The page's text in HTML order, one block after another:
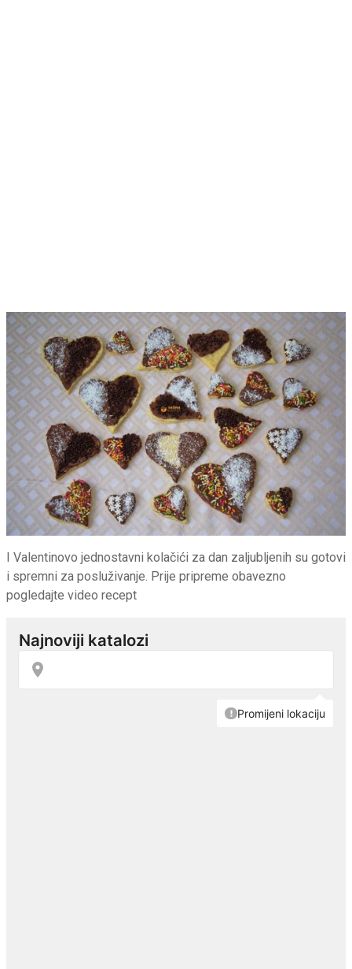
I Valentinovo jednostavni kolačići za dan zaljubljenih su gotovi
i spremni za posluživanje. Prije pripreme obavezno
pogledajte video recept